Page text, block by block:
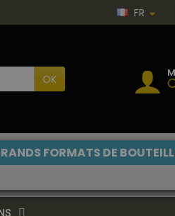
FR
OK
FORMATS DE